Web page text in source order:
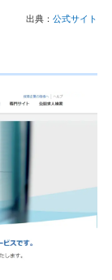
出典： 公式サイト